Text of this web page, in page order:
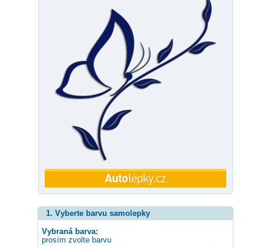
1. Vyberte barvu samolepky
Vybraná barva:
prosím zvolte barvu